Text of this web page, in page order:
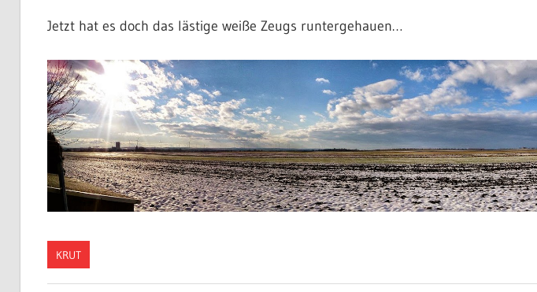
Haus
abspielt
Jetzt hat es doch das lästige weiße Zeugs runtergehauen…
KRUT